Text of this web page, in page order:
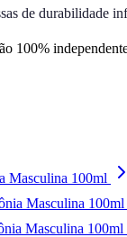
de durabilidade
100%
Masculina 100ml
Masculina 100ml
Masculina 100ml